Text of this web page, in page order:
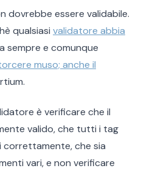
dovrebbe essere validabile.
qualsiasi validatore abbia
sempre e comunque
muso; anche il
è verificare che il
valido, che tutti i tag
correttamente, che sia
vari, e non verificare